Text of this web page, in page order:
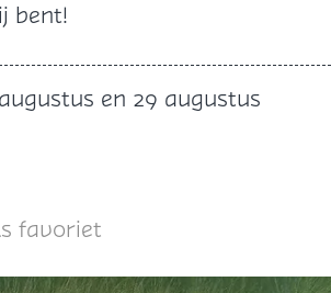
bent!
en 29 augustus
favoriet